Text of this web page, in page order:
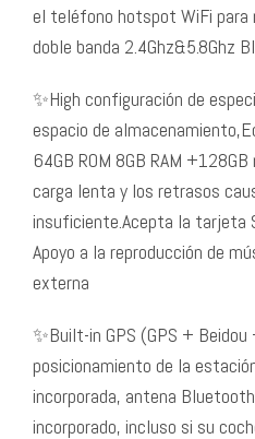
el teléfono hotspot WiFi para
doble banda 2.4Ghz&5.8Ghz
✨High configuración de
espacio de
64GB ROM 8GB RAM
carga lenta y los retrasos
insuficiente.Acepta la tarjeta
Apoyo a la reproducción de
externa
✨Built-in GPS (GPS +
posicionamiento de la
incorporada, antena
incorporado, incluso si su